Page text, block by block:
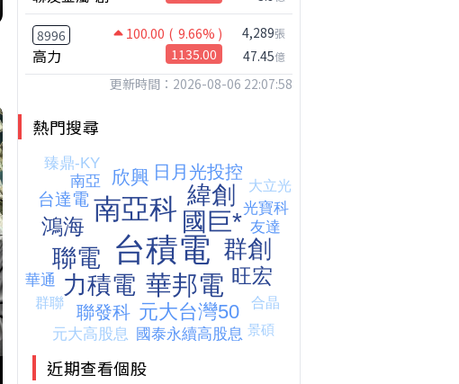
8996 100.00 ( 9.66% )
高力 1135.00
4,289張
47.45億
更新時間：2026-08-06 22:07:58
熱門搜尋
近期查看個股